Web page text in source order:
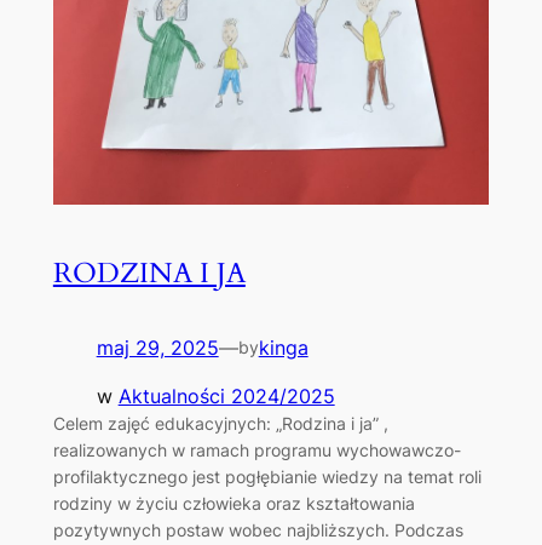
RODZINA I JA
maj 29, 2025—bykinga
w Aktualności 2024/2025
Celem zajęć edukacyjnych: „Rodzina i ja” ,
realizowanych w ramach programu wychowawczo-
profilaktycznego jest pogłębianie wiedzy na temat roli
rodziny w życiu człowieka oraz kształtowania
pozytywnych postaw wobec najbliższych. Podczas